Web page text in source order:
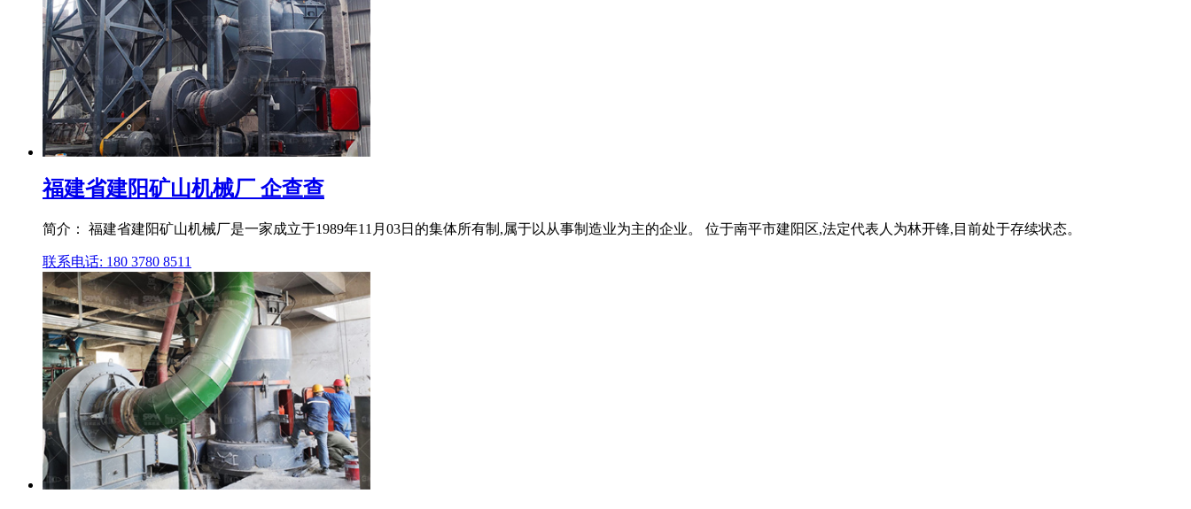
福建省建阳矿山机械厂 企查查
简介： 福建省建阳矿山机械厂是⼀家成⽴于1989年11月03日的集体所有制,属于以从事制造业为主的企业。 位于南平市建阳区,法定代表人为林开锋,目前处于存续状态。
联系电话: 180 3780 8511